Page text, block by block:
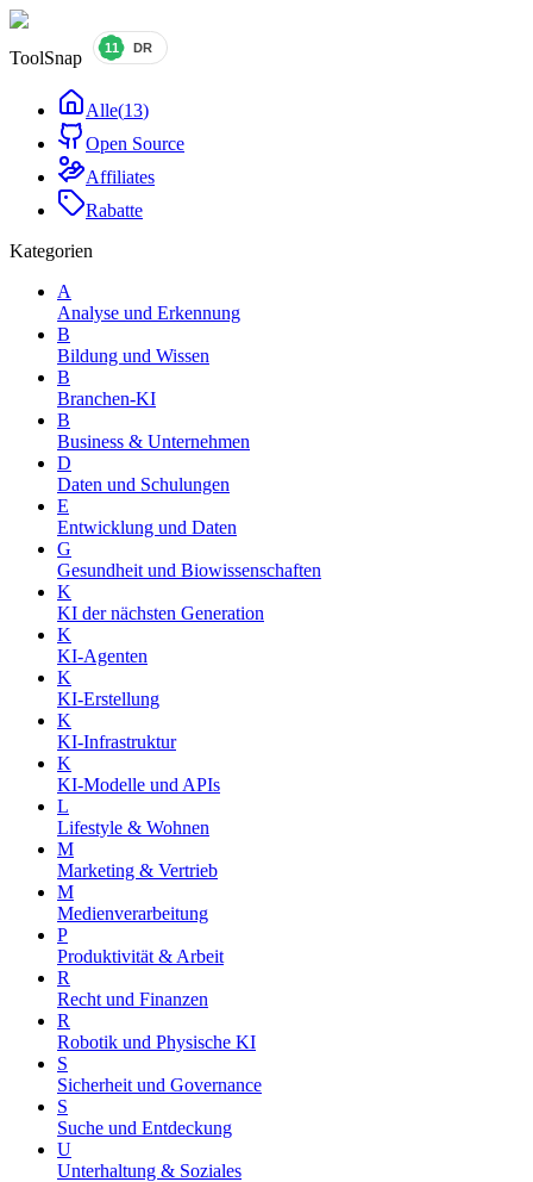
ToolSnap
Alle(13)
Open Source
Affiliates
Rabatte
Kategorien
A
Analyse und Erkennung
B
Bildung und Wissen
B
Branchen-KI
B
Business & Unternehmen
D
Daten und Schulungen
E
Entwicklung und Daten
G
Gesundheit und Biowissenschaften
K
KI der nächsten Generation
K
KI-Agenten
K
KI-Erstellung
K
KI-Infrastruktur
K
KI-Modelle und APIs
L
Lifestyle & Wohnen
M
Marketing & Vertrieb
M
Medienverarbeitung
P
Produktivität & Arbeit
R
Recht und Finanzen
R
Robotik und Physische KI
S
Sicherheit und Governance
S
Suche und Entdeckung
U
Unterhaltung & Soziales